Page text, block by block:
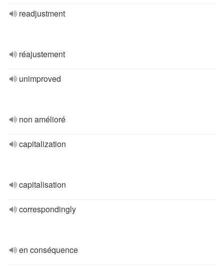
readjustment
réajustement
unimproved
non amélioré
capitalization
capitalisation
correspondingly
en conséquence